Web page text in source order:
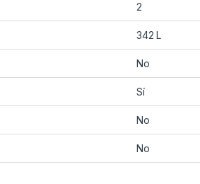
2
342 L
No
Sí
No
No